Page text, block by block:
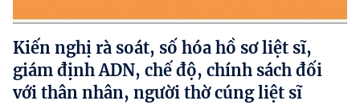
Kiến nghị rà soát, số hóa hồ sơ liệt sĩ,
giám định ADN, chế độ, chính sách đối
với thân nhân, người thờ cúng liệt sĩ